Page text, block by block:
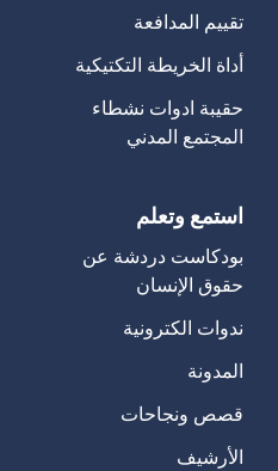
تقييم المدافعة
أداة الخريطة التكتيكية
حقيبة ادوات نشطاء
المجتمع المدني
استمع وتعلم
بودكاست دردشة عن
حقوق الإنسان
ندوات الكترونية
المدونة
قصص ونجاحات
الأرشيف